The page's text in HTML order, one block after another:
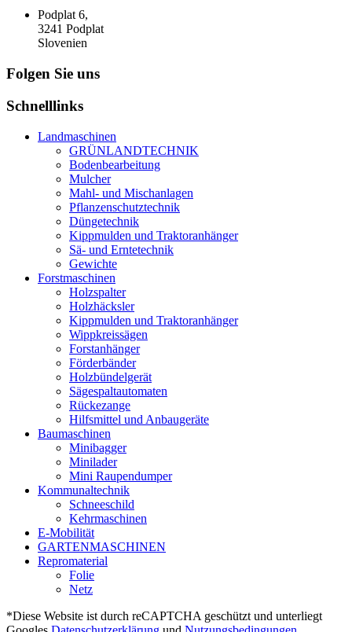
Podplat 6,
3241 Podplat
Slovenien
Folgen Sie uns
Schnelllinks
Landmaschinen
GRÜNLANDTECHNIK
Bodenbearbeitung
Mulcher
Mahl- und Mischanlagen
Pflanzenschutztechnik
Düngetechnik
Kippmulden und Traktoranhänger
Sä- und Erntetechnik
Gewichte
Forstmaschinen
Holzspalter
Holzhäcksler
Kippmulden und Traktoranhänger
Wippkreissägen
Forstanhänger
Förderbänder
Holzbündelgerät
Sägespaltautomaten
Rückezange
Hilfsmittel und Anbaugeräte
Baumaschinen
Minibagger
Minilader
Mini Raupendumper
Kommunaltechnik
Schneeschild
Kehrmaschinen
E-Mobilität
GARTENMASCHINEN
Repromaterial
Folie
Netz
*Diese Website ist durch reCAPTCHA geschützt und unterliegt